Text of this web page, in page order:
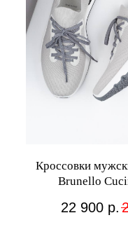
Кроссовки
Brunello
22 900 р.